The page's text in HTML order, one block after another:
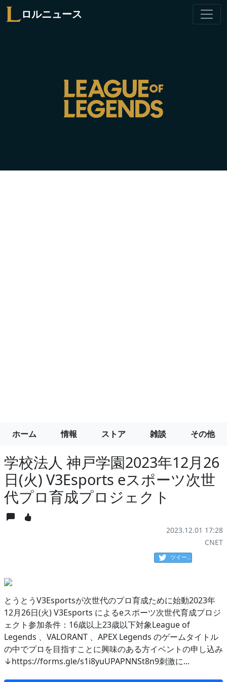
ロルニュース
ホーム 情報 ストア 雑談 その他
学校法人 神戸学園2023年12月26
日(火) V3Esports eスポーツ次世
代プロ育成プロジェクト
2023.12.01 17:28
CNET
ツイート
とうとうV3Esportsが次世代のプロ育成ために始動2023年
12月26日(火) V3Esports によるeスポーツ次世代育成プロジ
ェクト参加条件：16歳以上23歳以下対象League of
Legends 、VALORANT 、APEX Legends のゲームタイトル
の中でプロを目指すことに興味のある方イベントの申し込み
↓https://forms.gle/s1i8yuUPAPNNSt8n9刺激に...